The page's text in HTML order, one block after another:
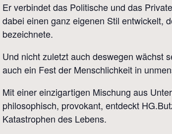
Er verbindet das Politische und das
dabei einen ganz eigenen Stil entwickelt,
bezeichnete.
Und nicht zuletzt auch deswegen wächst
auch ein Fest der Menschlichkeit in
Mit einer einzigartigen Mischung aus
philosophisch, provokant, entdeckt
Katastrophen des Lebens.